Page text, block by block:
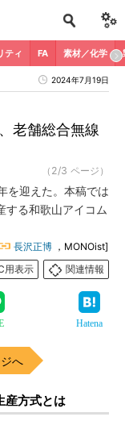
ティ FA 素材／化学
2024年7月19日
老舗総合無線
（2/3 ページ）
を迎えた。本稿では
する和歌山アイコム
長沢正博 ，MONOist]
用表示
関連情報
Hatena
へ
産方式とは